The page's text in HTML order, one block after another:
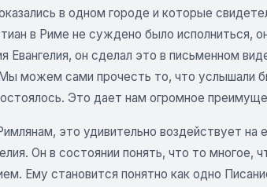
в одном городе и которые
в Риме не суждено было исполниться,
он сделал это в письменном
Мы можем сами прочесть то, что услышали
Это дает нам огромное
это удивительно воздействует на
Он в состоянии понять, что то многое,
Ему становится понятно как одно